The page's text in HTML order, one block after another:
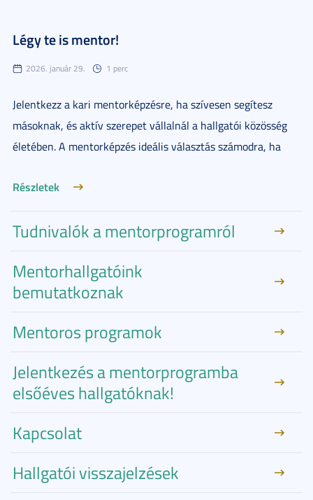
Légy te is mentor!
2026. január 29. 1 perc
Jelentkezz a kari mentorképzésre, ha szívesen segítesz
másoknak, és aktív szerepet vállalnál a hallgatói közösség
életében. A mentorképzés ideális választás számodra, ha
Részletek
Tudnivalók a mentorprogramról
Mentorhallgatóink
bemutatkoznak
Mentoros programok
Jelentkezés a mentorprogramba
elsőéves hallgatóknak!
Kapcsolat
Hallgatói visszajelzések